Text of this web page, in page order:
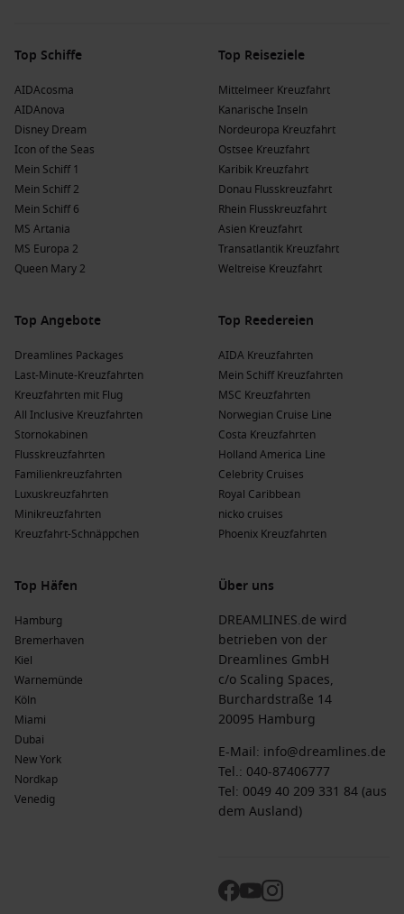
Strand ist ideal für Schwimmen und Sonnenbaden.
Landschaft der Karibik.
Saint George’s,
: Saint George’s ist bekannt für
seine gut erhaltene Kolonialarchitektur und den
malerischen Hafen. Besuchen Sie den Markt von Grenada
oder erkunden Sie das Fort George für einen Blick auf die
Geschichte.
Soufriere
: Soufriere ist berühmt für seine
atemberaubenden Vulkankegel und heißen Quellen.
Erleben Sie die Schönheit der Pitons und genießen Sie
Union Island
Saint Vincent und die Grenadinen
Möglichkeiten zum Schnorcheln und Tauchen.
Wanderungen, um die lokalen Ausblicke zu genießen, sind
ebenfalls sehr beliebt.
Frenchmans Cay, British Virgin Islands: Diese charmante
Insel ist bekannt für ihre wunderschönen Strände und das
klare Wasser. Perfekt für einen entspannenden Tag in der
Sonne.
Beliebte Regionen bei Kreuzfahrten
der besonders reizvollen Regionen. Hier sind die
empfohlenen Regionen:
Karibik: Diese Region ist bekannt für ihre traumhaften
Strände, lebendige Kulturen und hervorragende
Möglichkeiten für Wassersport und Erholung.
Südliche Karibik
: Reizvolle Inseln voller Naturschönheiten
und herzlicher Einheimischer bieten ein authentisches
Karibik-Erlebnis.
: Diese Region lockt mit idyllischen
Stränden und lebhaften Hafenstädten, die reich an Kultur
und Geschichte sind.
: Diese Region bietet eine spannende Mischung
Top Schiffe
AIDAcosma
AIDAnova
Disney Dream
Icon of the Seas
Mein Schiff 1
Mein Schiff 2
Mein Schiff 6
MS Artania
MS Europa 2
Queen Mary 2
Top Reiseziele
Mittelmeer Kreuzfahrt
Kanarische Inseln
Nordeuropa Kreuzfahrt
Ostsee Kreuzfahrt
Karibik Kreuzfahrt
Donau Flusskreuzfahrt
Rhein Flusskreuzfahrt
Asien Kreuzfahrt
Transatlantik Kreuzfahrt
Weltreise Kreuzfahrt
Top Angebote
Dreamlines Packages
Last-Minute-Kreuzfahrten
Kreuzfahrten mit Flug
All Inclusive Kreuzfahrten
Stornokabinen
Flusskreuzfahrten
Familienkreuzfahrten
Luxuskreuzfahrten
Minikreuzfahrten
Kreuzfahrt-Schnäppchen
Top Reedereien
AIDA Kreuzfahrten
Mein Schiff Kreuzfahrten
MSC Kreuzfahrten
Norwegian Cruise Line
Costa Kreuzfahrten
Holland America Line
Celebrity Cruises
Royal Caribbean
nicko cruises
Phoenix Kreuzfahrten
Top Häfen
Hamburg
Bremerhaven
Kiel
Warnemünde
Köln
Miami
Dubai
New York
Nordkap
Venedig
Über uns
DREAMLINES.de wird
betrieben von der
Dreamlines GmbH
c/o Scaling Spaces,
Burchardstraße 14
20095 Hamburg
E-Mail: info@dreamlines.de
Tel.: 040-87406777
Tel: 0049 40 209 331 84 (aus
dem Ausland)